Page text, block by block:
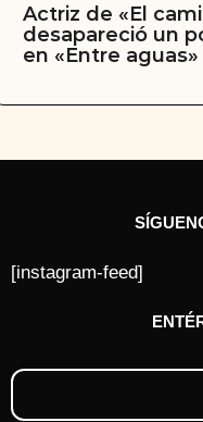
Actriz de «El
desapareció un
en «Entre aguas»
[instagram-feed]